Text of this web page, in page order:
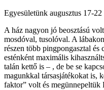
Egyesületünk augusztus 17-
A ház nagyon jó beosztású
mosdóval, tusolóval. A
részen több pingpongasztal
esténként maximális
talán kettő is – , de be se
magunkkal társasjátékokat is,
faktor” volt és